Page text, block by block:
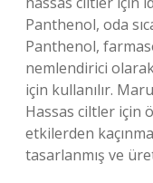
Panthenol, oda
Panthenol,
nemlendirici
için kullanılır.
Hassas ciltler için
etkilerden
tasarlanmış ve